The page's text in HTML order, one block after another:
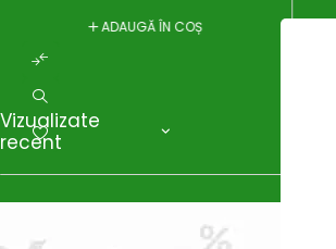
Vizualizate
recent
ADAUGĂ ÎN COȘ